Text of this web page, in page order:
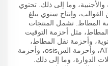
والأجنبية، وما إلى ذلك. تحتوي
مجموعة من القوالب، وإنتاج سنوي يبلغ
المطاط. تشمل المنتجات
مثل أحزمة التوقيت
وأحزمة نقل المطاط،
وأحزمة التوقيت PU، وأحزمة الـ ATM، وأحزمة السosis، وأحزمة
الدوارة، وما إلى ذلك.